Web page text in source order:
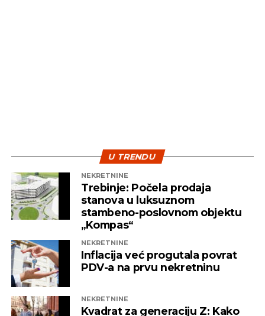
U TRENDU
NEKRETNINE
Trebinje: Počela prodaja
stanova u luksuznom
stambeno-poslovnom objektu
„Kompas“
NEKRETNINE
Inflacija već progutala povrat
PDV-a na prvu nekretninu
NEKRETNINE
Kvadrat za generaciju Z: Kako